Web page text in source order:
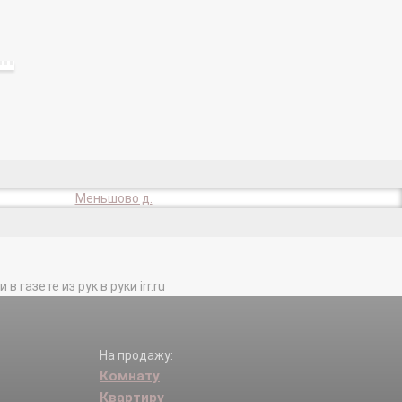
Меньшово д.
газете из рук в руки irr.ru
На продажу:
Комнату
Квартиру